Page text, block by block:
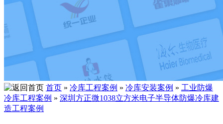
首页 » 冷库工程案例 » 冷库安装案例 » 工业防爆
冷库工程案例 » 深圳方正微1038立方米电子半导体防爆冷库建
造工程案例